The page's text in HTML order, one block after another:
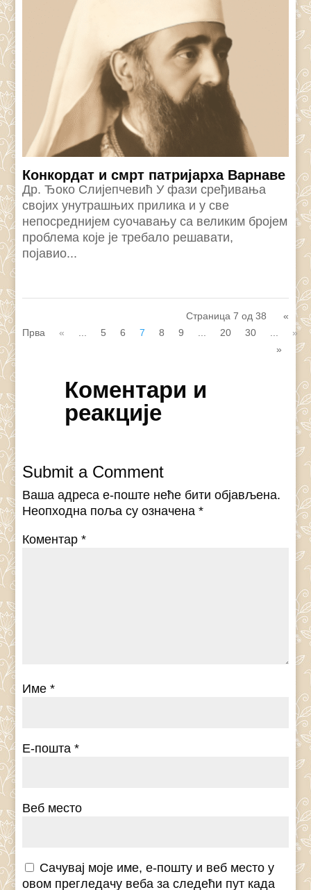
Конкордат и смрт патријарха Варнаве
Др. Ђоко Слијепчевић У фази сређивања
својих унутрашњих прилика и у све
непосреднијем суочавању са великим бројем
проблема које је требало решавати,
појавио...
Страница 7 од 38
«
Прва
« 5 6 7 8 9 20 30
»
»
Коментари и
реакције
Submit a Comment
Ваша адреса е-поште неће бити објављена.
Неопходна поља су означена*
Коментар*
Име*
Е-пошта*
Веб место
Сачувај моје име, е-пошту и веб место у
овом прегледачу веба за следећи пут када